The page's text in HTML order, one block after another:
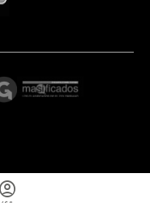
account_circle